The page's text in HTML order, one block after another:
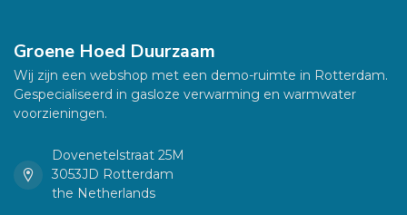
Groene Hoed Duurzaam
Wij zijn een webshop met een demo-ruimte in Rotterdam.
Gespecialiseerd in gasloze verwarming en warmwater
voorzieningen.
Dovenetelstraat 25M
3053JD Rotterdam
the Netherlands